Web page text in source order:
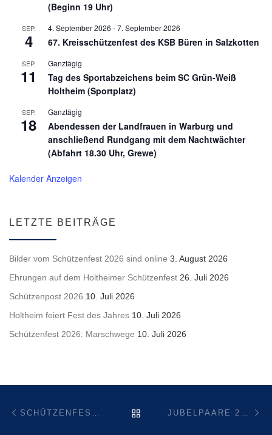
(Beginn 19 Uhr)
SEP.
4
4. September 2026 -7. September 2026
67. Kreisschützenfest des KSB Büren in Salzkotten
SEP.
11
Ganztägig
Tag des Sportabzeichens beim SC Grün-Weiß
Holtheim (Sportplatz)
SEP.
18
Ganztägig
Abendessen der Landfrauen in Warburg und
anschließend Rundgang mit dem Nachtwächter
(Abfahrt 18.30 Uhr, Grewe)
Kalender Anzeigen
LETZTE BEITRÄGE
Bilder vom Schützenfest 2026 sind online 3. August 2026
Ehrungen auf dem Holtheimer Schützenfest 26. Juli 2026
Schützenpost 2026 10. Juli 2026
Holtheim feiert Fest des Jahres 10. Juli 2026
Schützenfest 2026: Marschwege 10. Juli 2026
BeitragsnavigationZURÜCK ZUR